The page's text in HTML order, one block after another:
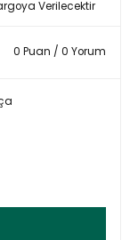
Verilecektir
0 Puan / 0 Yorum